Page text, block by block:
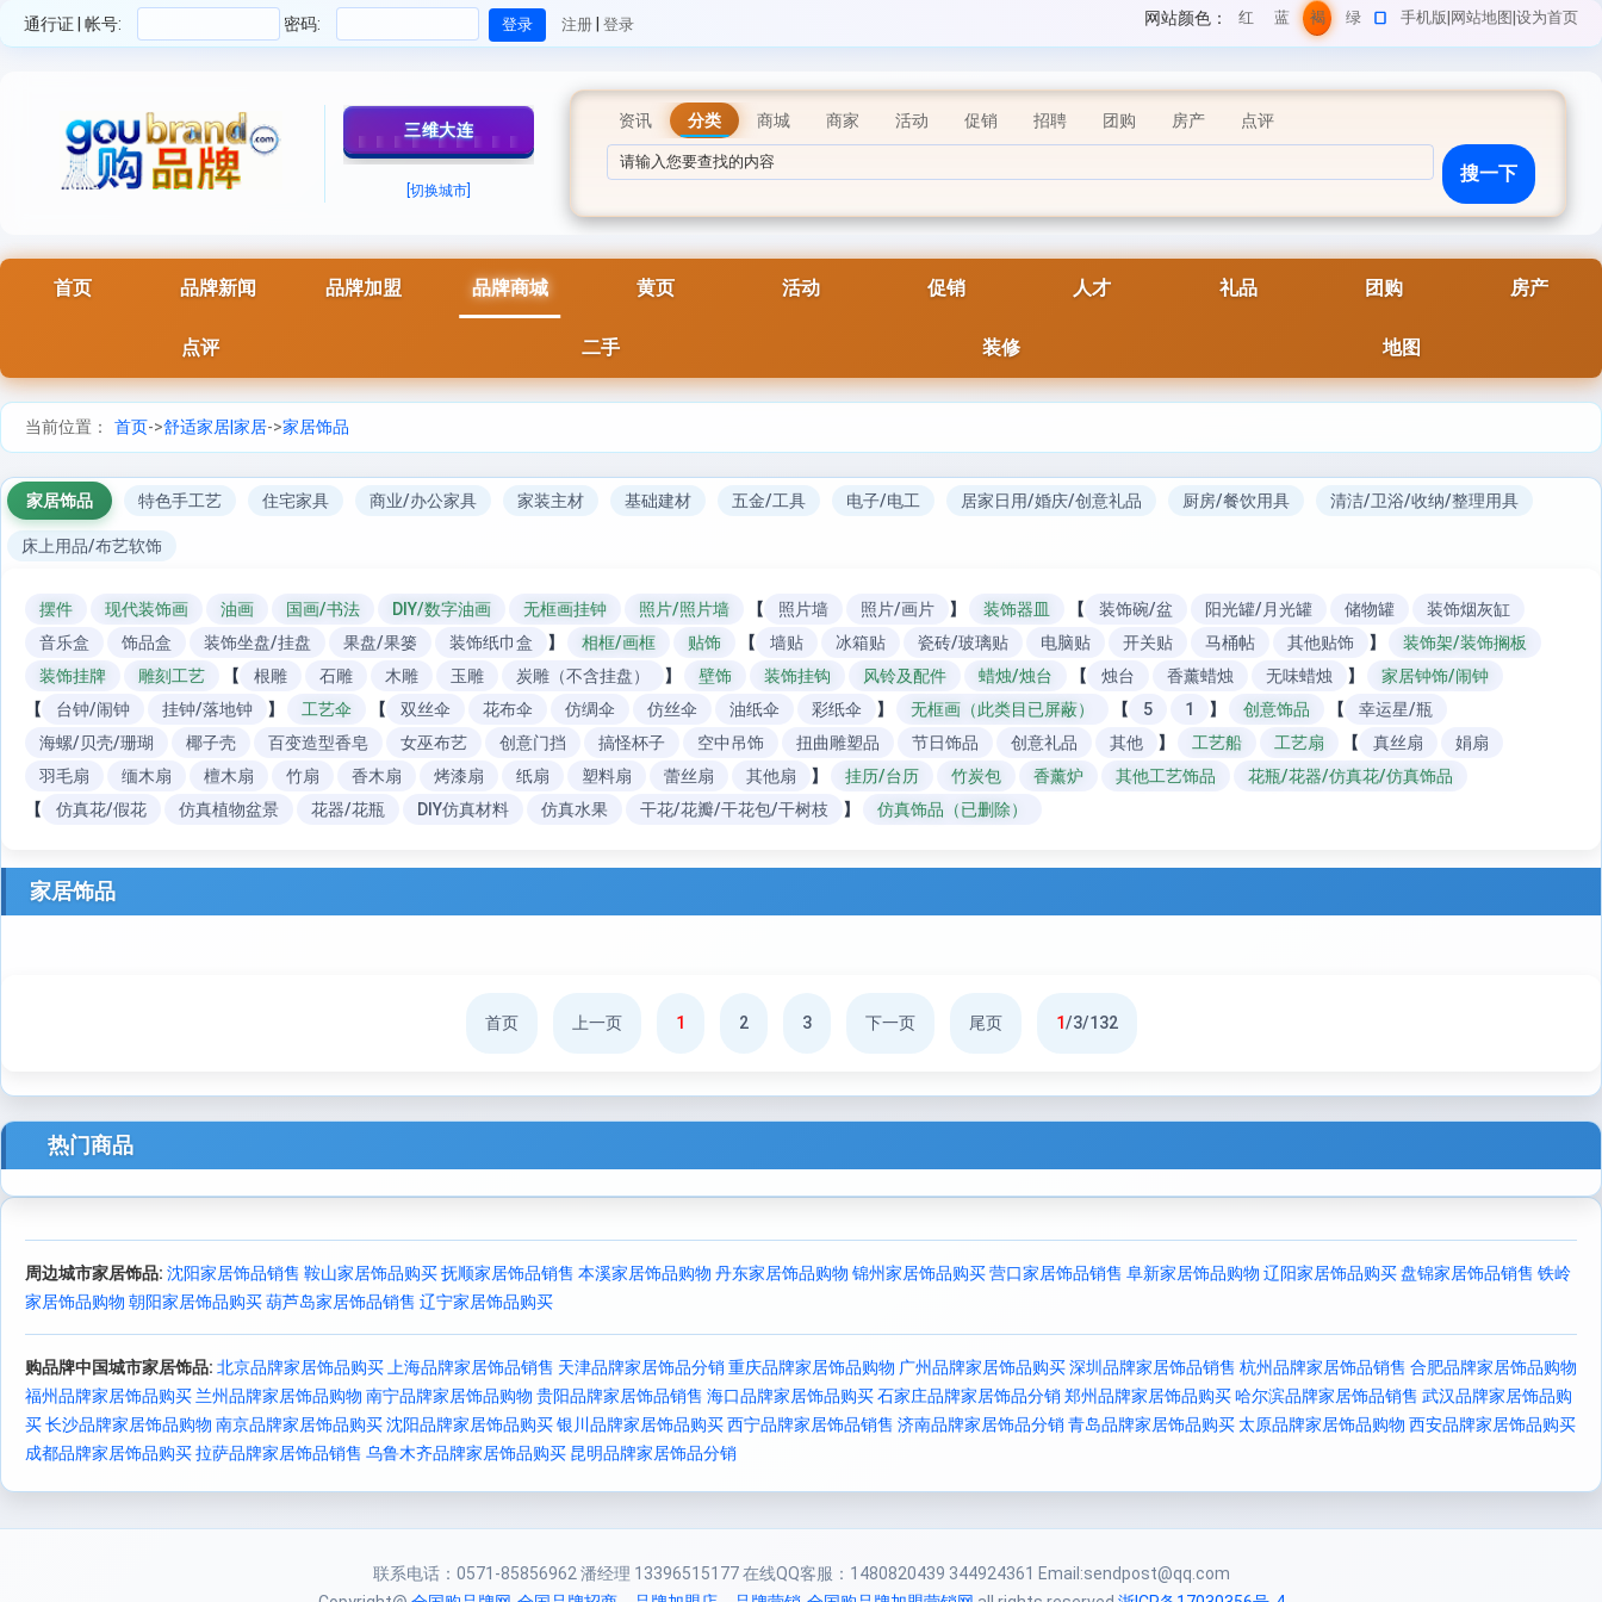
通行证 | 帐号: 密码: 注册 | 登录 手机版 网站地图 设为首页
红
色
蓝
色
褐
色
绿
色
网站颜色：
三维大连
[切换城市]
资讯 分类 商城 商家 活动 促销 招聘 团购 房产 点评
首页 品牌新闻 品牌加盟 品牌商城 黄页 活动 促销 人才 礼品 团购 房产
点评 二手 装修 地图
当前位置： 首页->舒适家居|家居->家居饰品
家居饰品 特色手工艺 住宅家具 商业/办公家具 家装主材 基础建材 五金/工具 电子/电工 居家日用/婚庆/创意礼品 厨房/餐饮用具 清洁/卫浴/收纳/整理用具
床上用品/布艺软饰
摆件 现代装饰画 油画 国画/书法 DIY/数字油画 无框画挂钟 照片/照片墙 【 照片墙 照片/画片 】 装饰器皿 【 装饰碗/盆 阳光罐/月光罐 储物罐
装饰烟灰缸
音乐盒
饰品盒 装饰坐盘/挂盘 果盘/果篓 装饰纸巾盒 】 相框/画框 贴饰 【 墙贴 冰箱贴 瓷砖/玻璃贴 电脑贴 开关贴 马桶帖 其他贴饰 】
装饰架/装饰搁板
装饰挂牌
雕刻工艺 【 根雕 石雕 木雕 玉雕 炭雕（不含挂盘） 】 壁饰 装饰挂钩 风铃及配件 蜡烛/烛台 【 烛台 香薰蜡烛 无味蜡烛 】
家居钟饰/闹钟
【
台钟/闹钟 挂钟/落地钟 】 工艺伞 【 双丝伞 花布伞 仿绸伞 仿丝伞 油纸伞 彩纸伞 】 无框画（此类目已屏蔽） 【 5 1 】 创意饰品 【
幸运星/瓶
海螺/贝壳/珊瑚
椰子壳 百变造型香皂 女巫布艺 创意门挡 搞怪杯子 空中吊饰 扭曲雕塑品 节日饰品 创意礼品 其他 】 工艺船 工艺扇 【 真丝扇
娟扇
羽毛扇
缅木扇 檀木扇 竹扇 香木扇 烤漆扇 纸扇 塑料扇 蕾丝扇 其他扇 】 挂历/台历 竹炭包 香薰炉 其他工艺饰品
花瓶/花器/仿真花/仿真饰品
【
仿真花/假花 仿真植物盆景 花器/花瓶 DIY仿真材料 仿真水果 干花/花瓣/干花包/干树枝 】 仿真饰品（已删除）
家居饰品
首页 上一页 1 2 3 下一页 尾页 1/3/132
热门商品
周边城市家居饰品: 沈阳家居饰品销售 鞍山家居饰品购买抚顺家居饰品销售 本溪家居饰品购物 丹东家居饰品购物 锦州家居饰品购买营口家居饰品销售 阜新家居饰品购物 辽阳家居饰品购买盘锦家居饰品销售 铁岭
家居饰品购物 朝阳家居饰品购买葫芦岛家居饰品销售 辽宁家居饰品购买
购品牌中国城市家居饰品: 北京品牌家居饰品购买 上海品牌家居饰品销售 天津品牌家居饰品分销重庆品牌家居饰品购物 广州品牌家居饰品购买深圳品牌家居饰品销售 杭州品牌家居饰品销售 合肥品牌家居饰品购物
福州品牌家居饰品购买 兰州品牌家居饰品购物 南宁品牌家居饰品购物 贵阳品牌家居饰品销售 海口品牌家居饰品购买石家庄品牌家居饰品分销郑州品牌家居饰品购买哈尔滨品牌家居饰品销售 武汉品牌家居饰品购
买长沙品牌家居饰品购物 南京品牌家居饰品购买沈阳品牌家居饰品购买银川品牌家居饰品购买西宁品牌家居饰品销售 济南品牌家居饰品分销青岛品牌家居饰品购买 太原品牌家居饰品购物 西安品牌家居饰品购买
成都品牌家居饰品购买拉萨品牌家居饰品销售 乌鲁木齐品牌家居饰品购买 昆明品牌家居饰品分销
联系电话：0571-85856962 潘经理 13396515177 在线QQ客服：1480820439 344924361 Email:sendpost@qq.com